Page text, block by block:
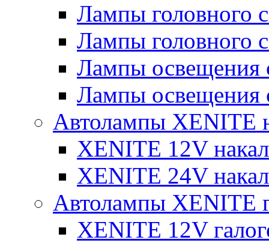
Лампы головного
Лампы головного
Лампы освещения
Лампы освещения
Автолампы XENITE
XENITE 12V
XENITE 24V
Автолампы XENITE
XENITE 12V